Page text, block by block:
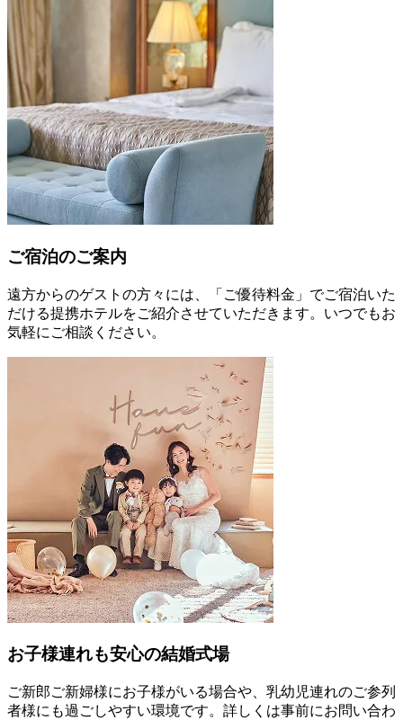
ご宿泊のご案内
遠方からのゲストの方々には、「ご優待料金」でご宿泊いた
だける提携ホテルをご紹介させていただきます。いつでもお
気軽にご相談ください。
お子様連れも安心の結婚式場
ご新郎ご新婦様にお子様がいる場合や、乳幼児連れのご参列
者様にも過ごしやすい環境です。詳しくは事前にお問い合わ